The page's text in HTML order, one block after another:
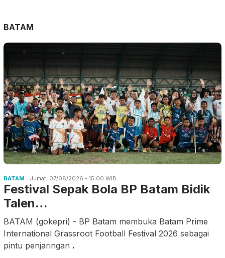
BATAM
BATAM Jumat, 07/08/2026 - 15:00 WIB
Festival Sepak Bola BP Batam Bidik
Talen…
BATAM (gokepri) - BP Batam membuka Batam Prime
International Grassroot Football Festival 2026 sebagai
pintu penjaringan .